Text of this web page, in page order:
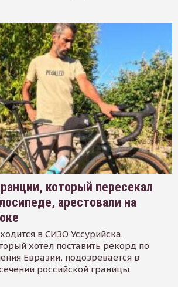
который пересекал
арестовали на
в СИЗО Уссурийска.
хотел поставить рекорд по
Евразии, подозревается в
российской границы